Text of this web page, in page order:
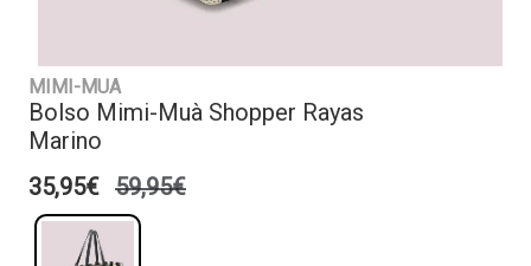
MIMI-MUA
Bolso Mimi-Muà Shopper Rayas
Marino
35,95€ 59,95€